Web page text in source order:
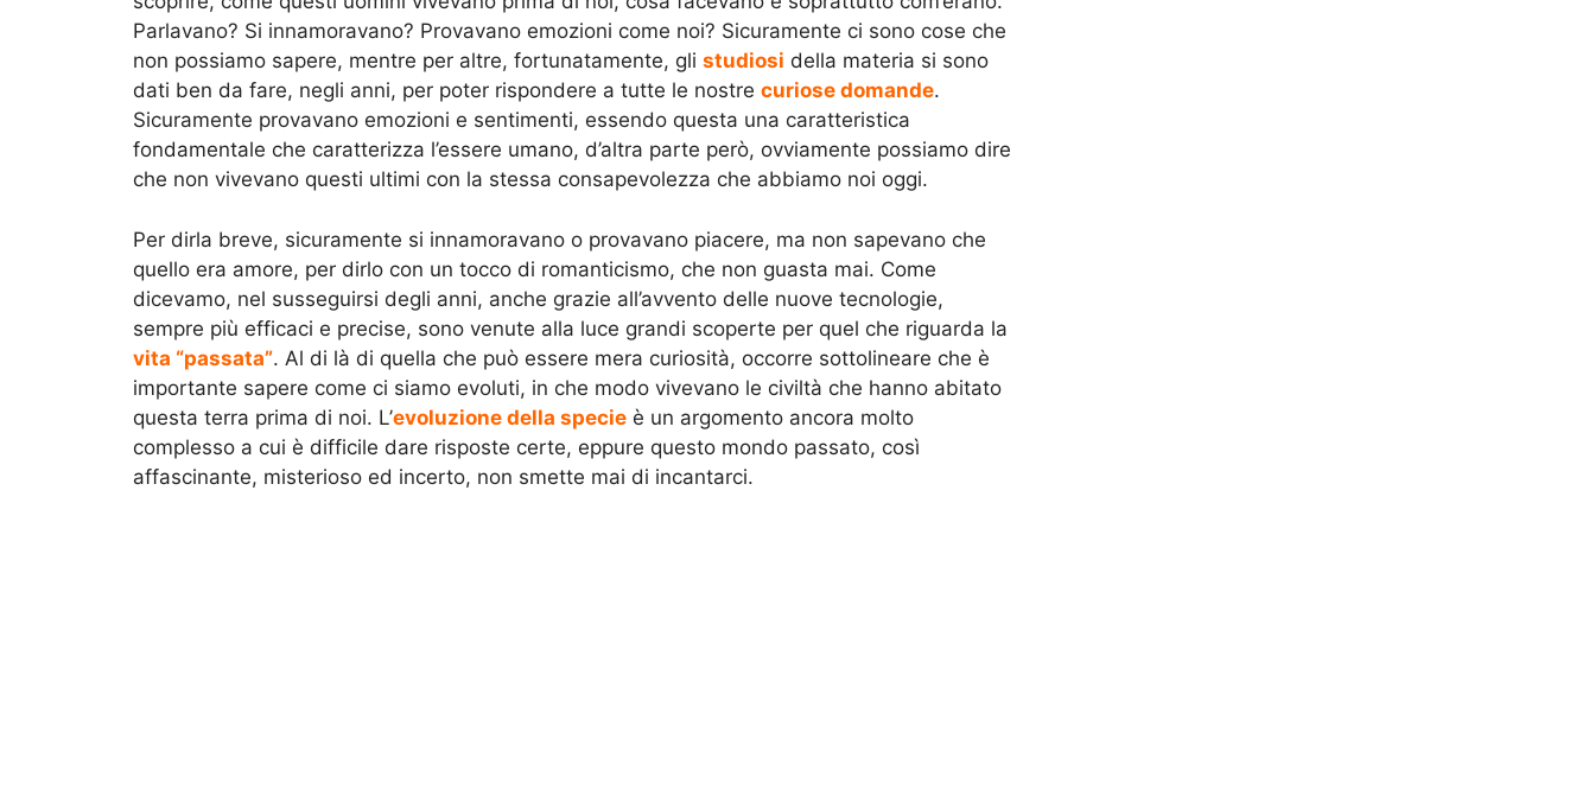
Parlavano? Si innamoravano? Provavano emozioni come noi? Sicuramente ci sono cose che
non possiamo sapere, mentre per altre, fortunatamente, gli studiosi della materia si sono
dati ben da fare, negli anni, per poter rispondere a tutte le nostre curiose domande.
Sicuramente provavano emozioni e sentimenti, essendo questa una caratteristica
fondamentale che caratterizza l’essere umano, d’altra parte però, ovviamente possiamo dire
che non vivevano questi ultimi con la stessa consapevolezza che abbiamo noi oggi.
Per dirla breve, sicuramente si innamoravano o provavano piacere, ma non sapevano che
quello era amore, per dirlo con un tocco di romanticismo, che non guasta mai. Come
dicevamo, nel susseguirsi degli anni, anche grazie all’avvento delle nuove tecnologie,
sempre più efficaci e precise, sono venute alla luce grandi scoperte per quel che riguarda la
vita “passata”. Al di là di quella che può essere mera curiosità, occorre sottolineare che è
importante sapere come ci siamo evoluti, in che modo vivevano le civiltà che hanno abitato
questa terra prima di noi. L’evoluzione della specie è un argomento ancora molto
complesso a cui è difficile dare risposte certe, eppure questo mondo passato, così
affascinante, misterioso ed incerto, non smette mai di incantarci.